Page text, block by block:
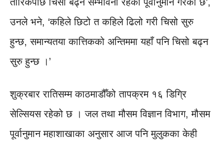
उनले भने, ‘कहिले छिटो त कहिले ढिलो गरी चिसो सुरु
हुन्छ, समान्यतया कात्तिकको अन्तिममा यहाँ पनि चिसो बढ्न
सुरु हुन्छ ।’
शुक्रबार रातिसम्म काठमाडौँको तापक्रम १६ डिग्रि
सेल्सियस रहेको छ । जल तथा मौसम विज्ञान विभाग, मौसम
पूर्वानुमान महाशाखाका अनुसार आज पनि मुलुकका केही